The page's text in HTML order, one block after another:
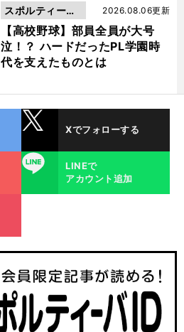
【高校野球】部員全員が大号
泣！？ ハードだったPL学園時
代を支えたものとは
2026.08.06更新
スポルティーバ
動画
Xでフォローする
LINE
LINEで
アカウント追加